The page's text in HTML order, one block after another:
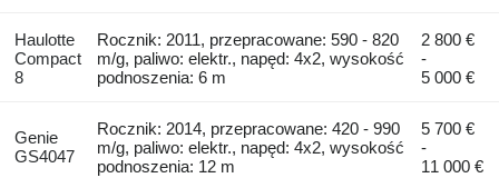
Haulotte
Compact
8
Rocznik: 2011, przepracowane: 590 - 820
m/g, paliwo: elektr., napęd: 4x2, wysokość
podnoszenia: 6 m
2 800 €
-
5 000 €
Genie
GS4047
Rocznik: 2014, przepracowane: 420 - 990
m/g, paliwo: elektr., napęd: 4x2, wysokość
podnoszenia: 12 m
5 700 €
-
11 000 €